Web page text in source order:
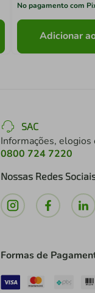
No pagamento com
Adicionar
SAC
Informações, elogios
0800 724 7220
Nossas Redes
Formas de